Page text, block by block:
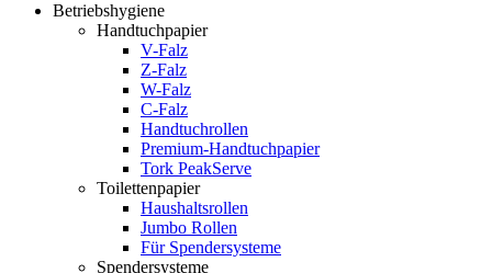
Betriebshygiene
Handtuchpapier
V-Falz
Z-Falz
W-Falz
C-Falz
Handtuchrollen
Premium-Handtuchpapier
Tork PeakServe
Toilettenpapier
Haushaltsrollen
Jumbo Rollen
Für Spendersysteme
Spendersysteme